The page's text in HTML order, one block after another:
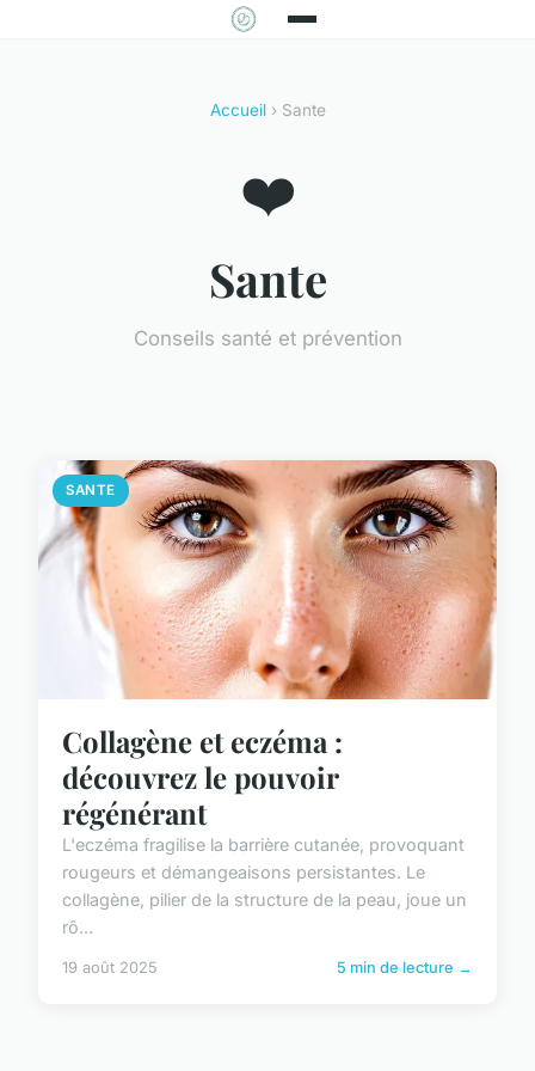
Accueil› Sante
❤️
Sante
Conseils santé et prévention
SANTE
Collagène et eczéma :
découvrez le pouvoir
régénérant
L'eczéma fragilise la barrière cutanée, provoquant
rougeurs et démangeaisons persistantes. Le
collagène, pilier de la structure de la peau, joue un
rô...
19 août 2025 5 min de lecture →